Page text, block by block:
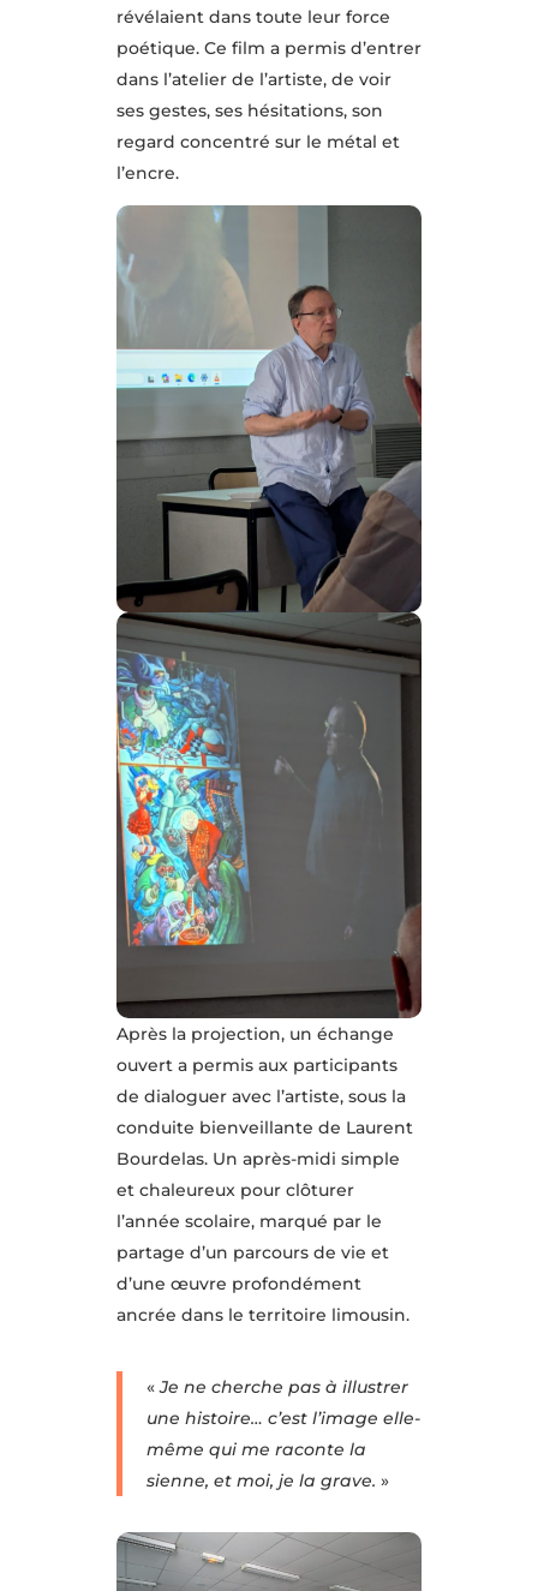
révélaient dans toute leur force
poétique. Ce film a permis d’entrer
dans l’atelier de l’artiste, de voir
ses gestes, ses hésitations, son
regard concentré sur le métal et
l’encre.
Après la projection, un échange
ouvert a permis aux participants
de dialoguer avec l’artiste, sous la
conduite bienveillante de Laurent
Bourdelas. Un après-midi simple
et chaleureux pour clôturer
l’année scolaire, marqué par le
partage d’un parcours de vie et
d’une œuvre profondément
ancrée dans le territoire limousin.
«Je ne cherche pas à illustrer
une histoire… c’est l’image elle-
même qui me raconte la
sienne, et moi, je la grave. »